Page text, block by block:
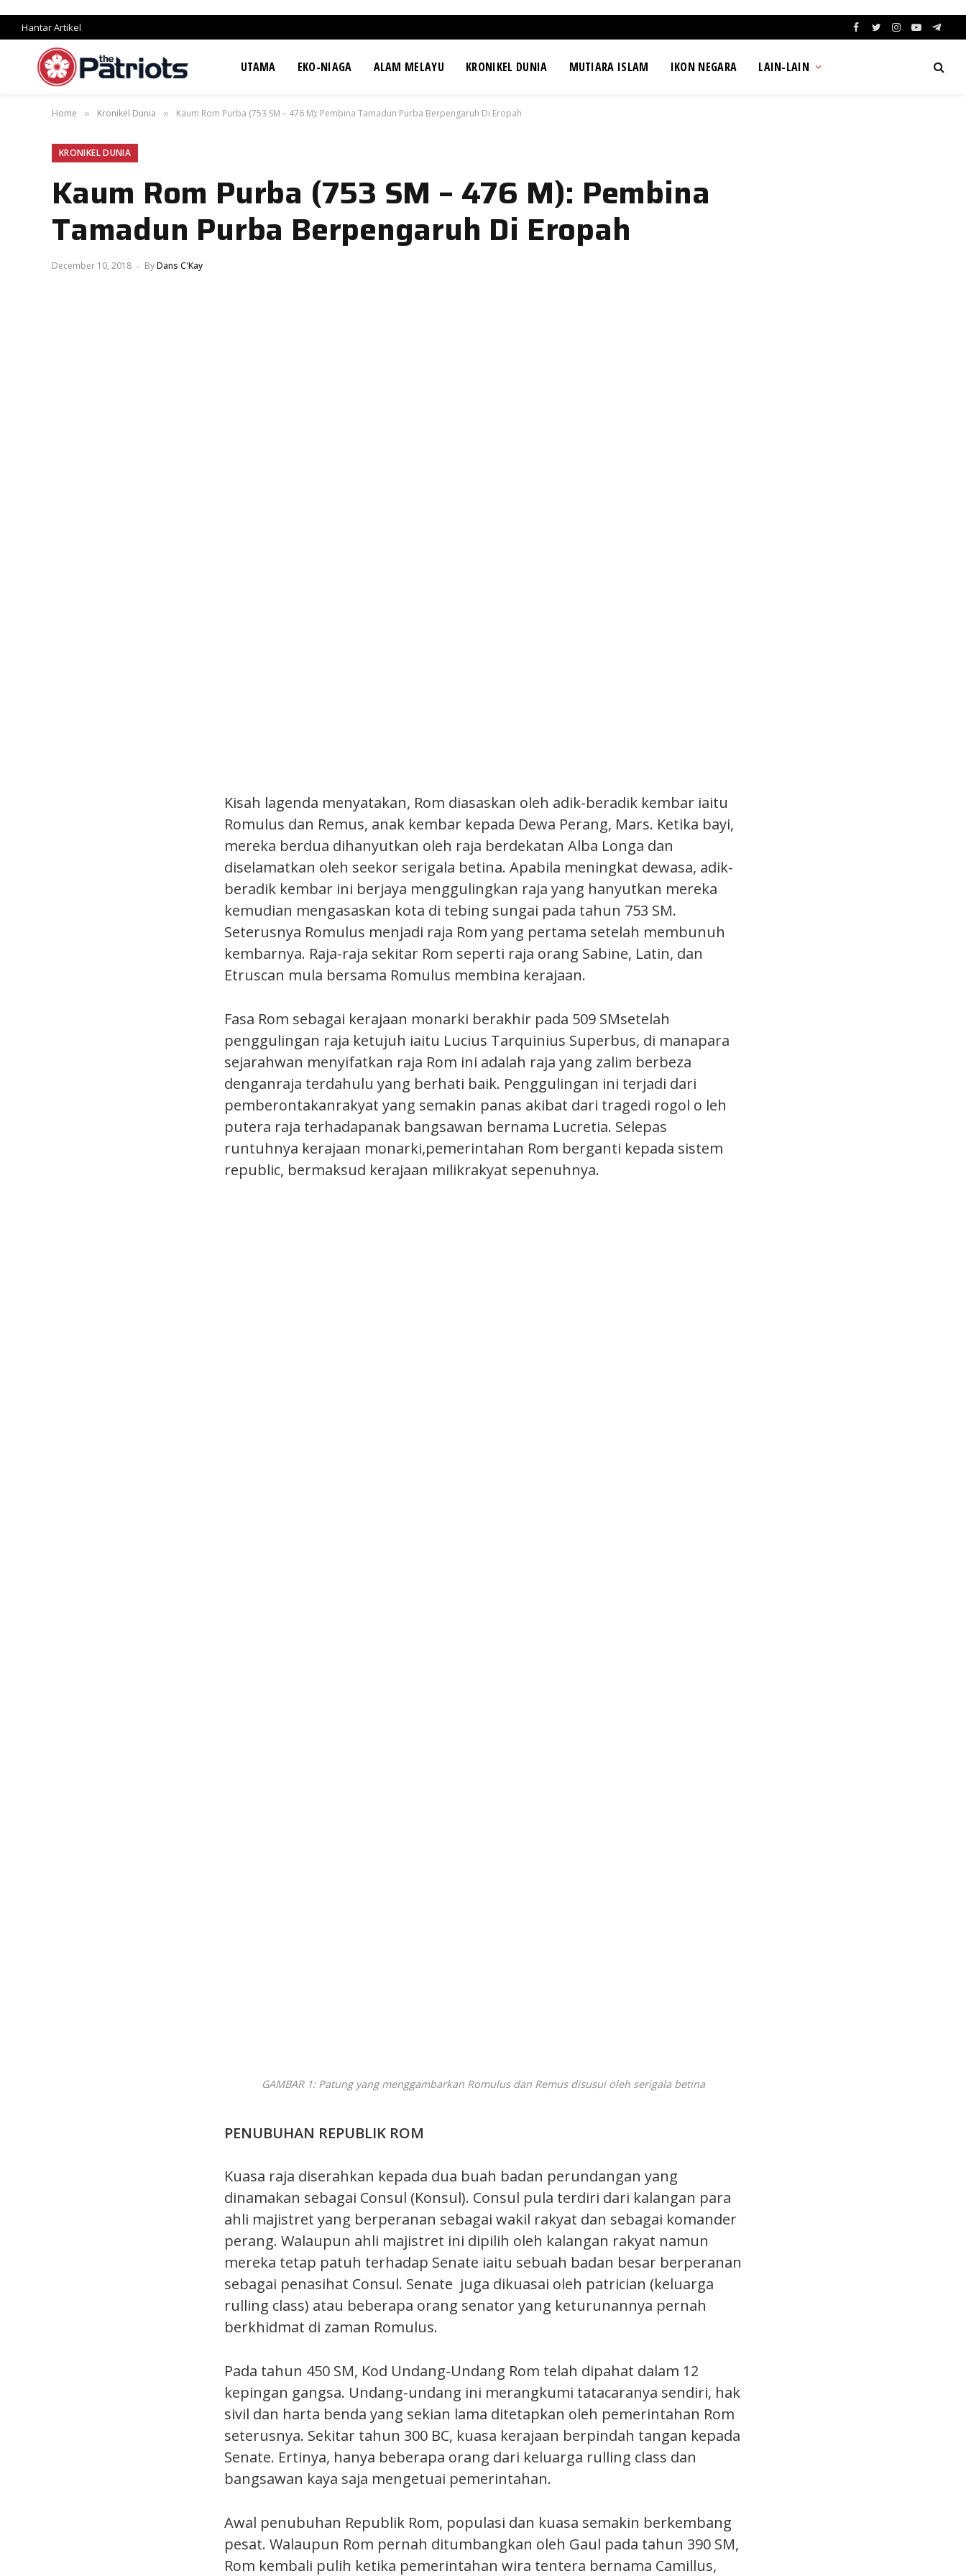
Hantar Artikel Facebook
TwitterInstagram
YouTube
UTAMA EKO-NIAGA ALAM MELAYU KRONIKEL DUNIA MUTIARA ISLAM IKON NEGARA LAIN-LAIN
Home » Kronikel Dunia » Kaum Rom Purba (753 SM – 476 M): Pembina Tamadun Purba Berpengaruh Di Eropah
KRONIKEL DUNIA
Kaum Rom Purba (753 SM – 476 M): Pembina
Tamadun Purba Berpengaruh Di Eropah
December 10, 2018 ByDans C'Kay
Kisah lagenda menyatakan, Rom diasaskan oleh adik-beradik kembar iaitu
Romulus dan Remus, anak kembar kepada Dewa Perang, Mars. Ketika bayi,
mereka berdua dihanyutkan oleh raja berdekatan Alba Longa dan
diselamatkan oleh seekor serigala betina. Apabila meningkat dewasa, adik-
beradik kembar ini berjaya menggulingkan raja yang hanyutkan mereka
kemudian mengasaskan kota di tebing sungai pada tahun 753 SM.
Seterusnya Romulus menjadi raja Rom yang pertama setelah membunuh
kembarnya. Raja-raja sekitar Rom seperti raja orang Sabine, Latin, dan
Etruscan mula bersama Romulus membina kerajaan.
Fasa Rom sebagai kerajaan monarki berakhir pada 509 SMsetelah
penggulingan raja ketujuh iaitu Lucius Tarquinius Superbus, di manapara
sejarahwan menyifatkan raja Rom ini adalah raja yang zalim berbeza
denganraja terdahulu yang berhati baik. Penggulingan ini terjadi dari
pemberontakanrakyat yang semakin panas akibat dari tragedi rogol o leh
putera raja terhadapanak bangsawan bernama Lucretia. Selepas
runtuhnya kerajaan monarki,pemerintahan Rom berganti kepada sistem
republic, bermaksud kerajaan milikrakyat sepenuhnya.
GAMBAR 1: Patung yang menggambarkan Romulus dan Remus disusui oleh serigala betina
PENUBUHAN REPUBLIK ROM
Kuasa raja diserahkan kepada dua buah badan perundangan yang
dinamakan sebagai Consul (Konsul). Consul pula terdiri dari kalangan para
ahli majistret yang berperanan sebagai wakil rakyat dan sebagai komander
perang. Walaupun ahli majistret ini dipilih oleh kalangan rakyat namun
mereka tetap patuh terhadap Senate iaitu sebuah badan besar berperanan
sebagai penasihat Consul. Senate juga dikuasai oleh patrician (keluarga
rulling class) atau beberapa orang senator yang keturunannya pernah
berkhidmat di zaman Romulus.
Pada tahun 450 SM, Kod Undang-Undang Rom telah dipahat dalam 12
kepingan gangsa. Undang-undang ini merangkumi tatacaranya sendiri, hak
sivil dan harta benda yang sekian lama ditetapkan oleh pemerintahan Rom
seterusnya. Sekitar tahun 300 BC, kuasa kerajaan berpindah tangan kepada
Senate. Ertinya, hanya beberapa orang dari keluarga rulling class dan
bangsawan kaya saja mengetuai pemerintahan.
Awal penubuhan Republik Rom, populasi dan kuasa semakin berkembang
pesat. Walaupun Rom pernah ditumbangkan oleh Gaul pada tahun 390 SM,
Rom kembali pulih ketika pemerintahan wira tentera bernama Camillus,